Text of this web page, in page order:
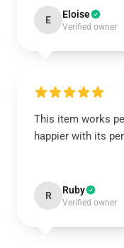
E Eloise
Verified owner
This item works
happier with its
R Ruby
Verified owner